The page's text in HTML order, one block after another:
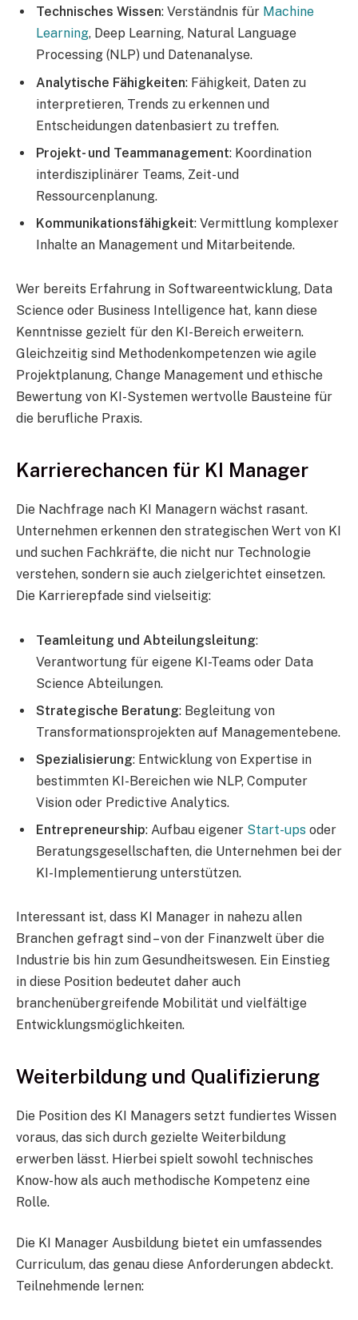
Technisches Wissen: Verständnis für Machine
Learning, Deep Learning, Natural Language
Processing (NLP) und Datenanalyse.
Analytische Fähigkeiten: Fähigkeit, Daten zu
interpretieren, Trends zu erkennen und
Entscheidungen datenbasiert zu treffen.
Projekt- und Teammanagement: Koordination
interdisziplinärer Teams, Zeit- und
Ressourcenplanung.
Kommunikationsfähigkeit: Vermittlung komplexer
Inhalte an Management und Mitarbeitende.
Wer bereits Erfahrung in Softwareentwicklung, Data
Science oder Business Intelligence hat, kann diese
Kenntnisse gezielt für den KI-Bereich erweitern.
Gleichzeitig sind Methodenkompetenzen wie agile
Projektplanung, Change Management und ethische
Bewertung von KI-Systemen wertvolle Bausteine für
die berufliche Praxis.
Karrierechancen für KI Manager
Die Nachfrage nach KI Managern wächst rasant.
Unternehmen erkennen den strategischen Wert von KI
und suchen Fachkräfte, die nicht nur Technologie
verstehen, sondern sie auch zielgerichtet einsetzen.
Die Karrierepfade sind vielseitig:
Teamleitung und Abteilungsleitung:
Verantwortung für eigene KI-Teams oder Data
Science Abteilungen.
Strategische Beratung: Begleitung von
Transformationsprojekten auf Managementebene.
Spezialisierung: Entwicklung von Expertise in
bestimmten KI-Bereichen wie NLP, Computer
Vision oder Predictive Analytics.
Entrepreneurship: Aufbau eigener Start-ups oder
Beratungsgesellschaften, die Unternehmen bei der
KI-Implementierung unterstützen.
Interessant ist, dass KI Manager in nahezu allen
Branchen gefragt sind – von der Finanzwelt über die
Industrie bis hin zum Gesundheitswesen. Ein Einstieg
in diese Position bedeutet daher auch
branchenübergreifende Mobilität und vielfältige
Entwicklungsmöglichkeiten.
Weiterbildung und Qualifizierung
Die Position des KI Managers setzt fundiertes Wissen
voraus, das sich durch gezielte Weiterbildung
erwerben lässt. Hierbei spielt sowohl technisches
Know-how als auch methodische Kompetenz eine
Rolle.
Die KI Manager Ausbildung bietet ein umfassendes
Curriculum, das genau diese Anforderungen abdeckt.
Teilnehmende lernen: